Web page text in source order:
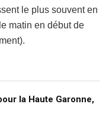
le plus souvent en
matin en début de
la Haute Garonne,